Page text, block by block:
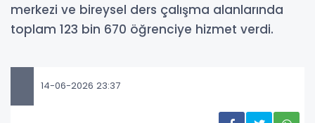
merkezi ve bireysel ders çalışma alanlarında
toplam 123 bin 670 öğrenciye hizmet verdi.
14-06-2026 23:37